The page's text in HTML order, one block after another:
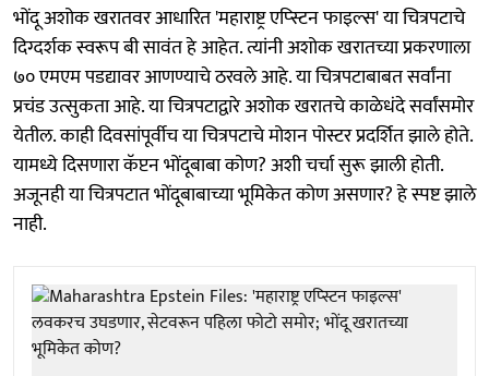
भोंदू अशोक खरातवर आधारित 'महाराष्ट्र एप्स्टिन फाइल्स' या चित्रपटाचे
दिग्दर्शक स्वरूप बी सावंत हे आहेत. त्यांनी अशोक खरातच्या प्रकरणाला
७० एमएम पडद्यावर आणण्याचे ठरवले आहे. या चित्रपटाबाबत सर्वांना
प्रचंड उत्सुकता आहे. या चित्रपटाद्वारे अशोक खरातचे काळेधंदे सर्वांसमोर
येतील. काही दिवसांपूर्वीच या चित्रपटाचे मोशन पोस्टर प्रदर्शित झाले होते.
यामध्ये दिसणारा कॅप्टन भोंदूबाबा कोण? अशी चर्चा सुरू झाली होती.
अजूनही या चित्रपटात भोंदूबाबाच्या भूमिकेत कोण असणार? हे स्पष्ट झाले
नाही.